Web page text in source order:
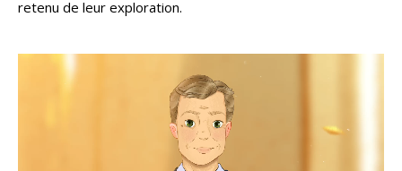
retenu de leur exploration.